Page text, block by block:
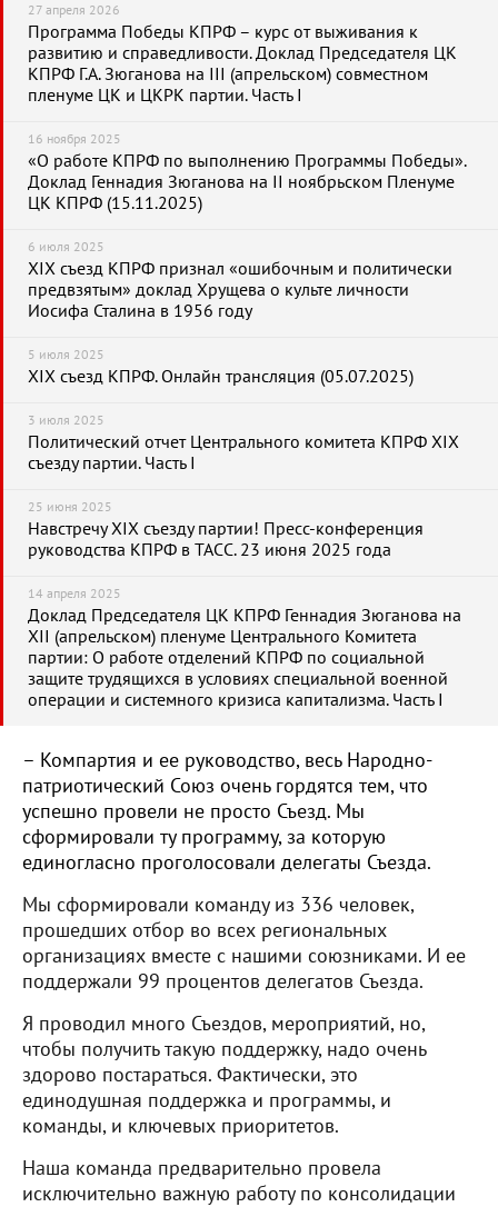
27 апреля 2026
Программа Победы КПРФ – курс от выживания к
развитию и справедливости. Доклад Председателя ЦК
КПРФ Г.А. Зюганова на III (апрельском) совместном
пленуме ЦК и ЦКРК партии. Часть I
16 ноября 2025
«О работе КПРФ по выполнению Программы Победы».
Доклад Геннадия Зюганова на II ноябрьском Пленуме
ЦК КПРФ (15.11.2025)
6 июля 2025
XIX съезд КПРФ признал «ошибочным и политически
предвзятым» доклад Хрущева о культе личности
Иосифа Сталина в 1956 году
5 июля 2025
XIX съезд КПРФ. Онлайн трансляция (05.07.2025)
3 июля 2025
Политический отчет Центрального комитета КПРФ XIX
съезду партии. Часть I
25 июня 2025
Навстречу XIX съезду партии! Пресс-конференция
руководства КПРФ в ТАСС. 23 июня 2025 года
14 апреля 2025
Доклад Председателя ЦК КПРФ Геннадия Зюганова на
XII (апрельском) пленуме Центрального Комитета
партии: О работе отделений КПРФ по социальной
защите трудящихся в условиях специальной военной
операции и системного кризиса капитализма. Часть I
– Компартия и ее руководство, весь Народно-
патриотический Союз очень гордятся тем, что
успешно провели не просто Съезд. Мы
сформировали ту программу, за которую
единогласно проголосовали делегаты Съезда.
Мы сформировали команду из 336 человек,
прошедших отбор во всех региональных
организациях вместе с нашими союзниками. И ее
поддержали 99 процентов делегатов Съезда.
Я проводил много Съездов, мероприятий, но,
чтобы получить такую поддержку, надо очень
здорово постараться. Фактически, это
единодушная поддержка и программы, и
команды, и ключевых приоритетов.
Наша команда предварительно провела
исключительно важную работу по консолидации